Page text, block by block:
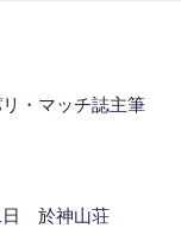
・マッチ誌主筆
二日 於神山荘